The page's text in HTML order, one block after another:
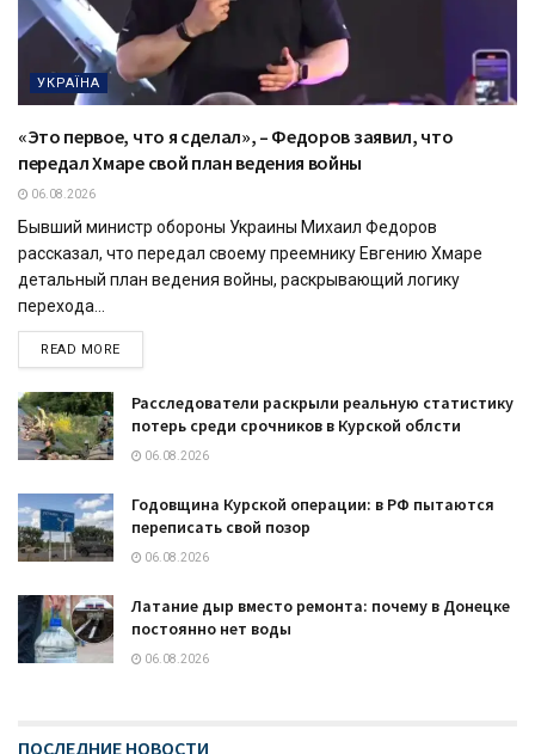
УКРАЇНА
«Это первое, что я сделал», – Федоров заявил, что
передал Хмаре свой план ведения войны
06.08.2026
Бывший министр обороны Украины Михаил Федоров
рассказал, что передал своему преемнику Евгению Хмаре
детальный план ведения войны, раскрывающий логику
перехода...
READ MORE
Расследователи раскрыли реальную статистику
потерь среди срочников в Курской облсти
06.08.2026
Годовщина Курской операции: в РФ пытаются
переписать свой позор
06.08.2026
Латание дыр вместо ремонта: почему в Донецке
постоянно нет воды
06.08.2026
ПОСЛЕДНИЕ НОВОСТИ